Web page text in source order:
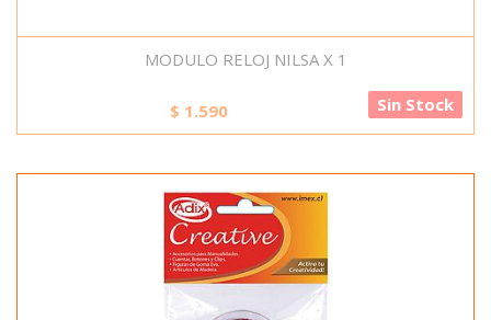
MODULO RELOJ NILSA X 1
$ 1.590 Sin Stock